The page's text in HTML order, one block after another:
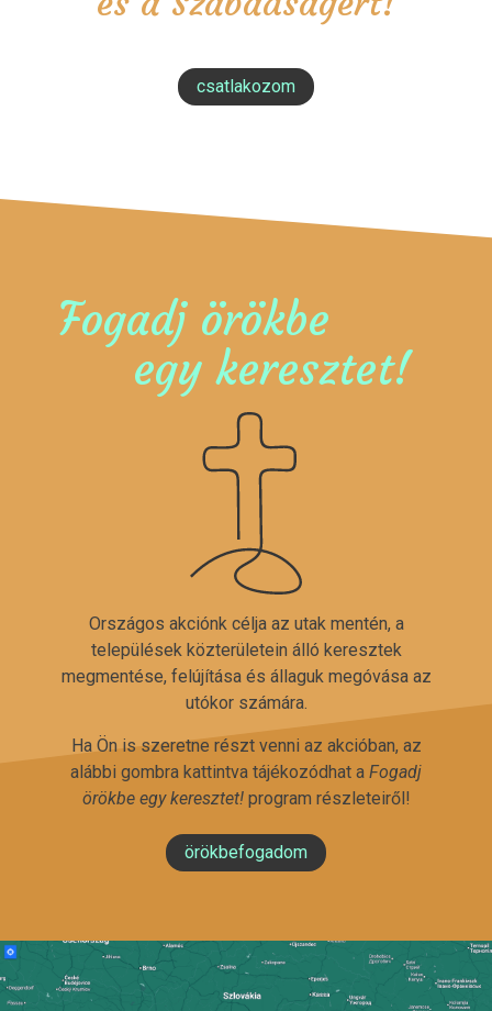
csatlakozom
Fogadj örökbe
egy keresztet!
Országos akciónk célja az utak mentén, a
települések közterületein álló keresztek
megmentése, felújítása és állaguk megóvása az
utókor számára.
Ha Ön is szeretne részt venni az akcióban, az
alábbi gombra kattintva tájékozódhat a Fogadj
örökbe egy keresztet!program részleteiről!
örökbefogadom